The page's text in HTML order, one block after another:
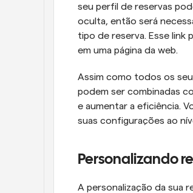
seu perfil de reservas
oculta, então será
tipo de reserva. Esse link
em uma página da web.
Assim como todos os
podem ser combinadas
e aumentar a eficiência.
suas configurações ao
Personalizando
A personalização da sua